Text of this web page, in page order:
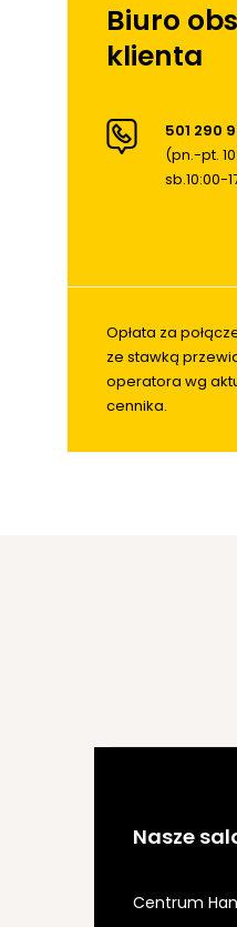
Biuro
klienta
501 290
(pn.-pt.
sb.10:00-
Opłata za
ze stawką
operatora wg
cennika.
Nasze
Centrum